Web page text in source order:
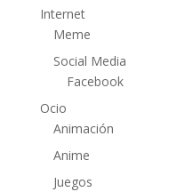
Internet
Meme
Social Media
Facebook
Ocio
Animación
Anime
Juegos